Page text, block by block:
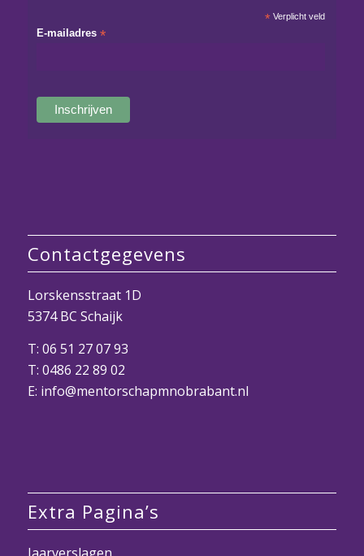
*Verplicht veld
E-mailadres*
Contactgegevens
Lorskensstraat 1D
5374 BC Schaijk
T: 06 51 27 07 93
T: 0486 22 89 02
E: info@mentorschapmnobrabant.nl
Extra Pagina’s